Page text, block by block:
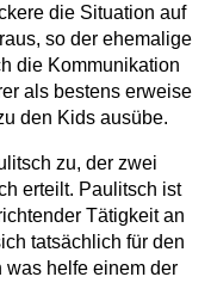
die Situation auf
so der ehemalige
die Kommunikation
als bestens erweise
den Kids ausübe.
zu, der zwei
erteilt. Paulitsch ist
Tätigkeit an
tatsächlich für den
helfe einem der